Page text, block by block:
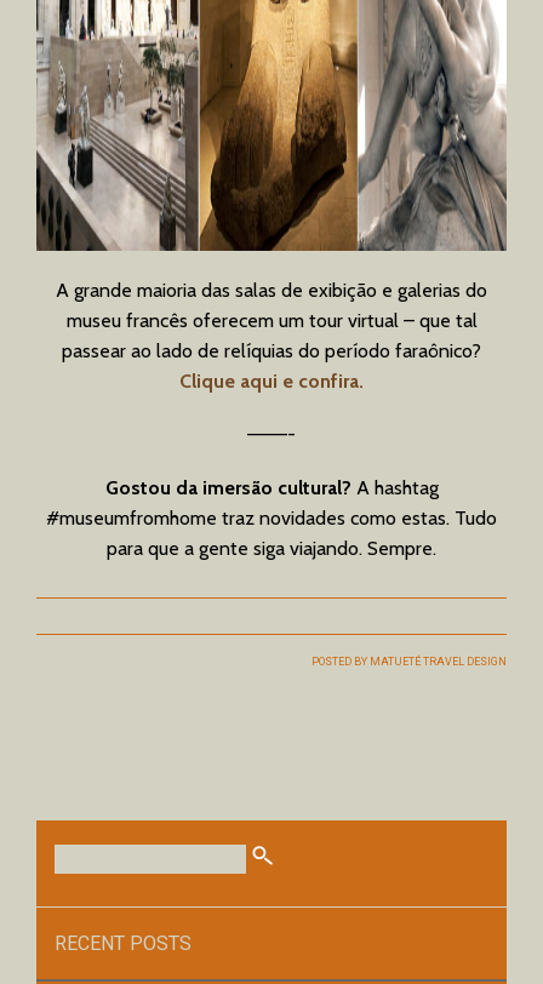
A grande maioria das salas de exibição e galerias do
museu francês oferecem um tour virtual – que tal
passear ao lado de relíquias do período faraônico?
Clique aqui e confira.
———-
Gostou da imersão cultural? A hashtag
#museumfromhome traz novidades como estas. Tudo
para que a gente siga viajando. Sempre.
POSTED BY MATUETÉ TRAVEL DESIGN
RECENT POSTS